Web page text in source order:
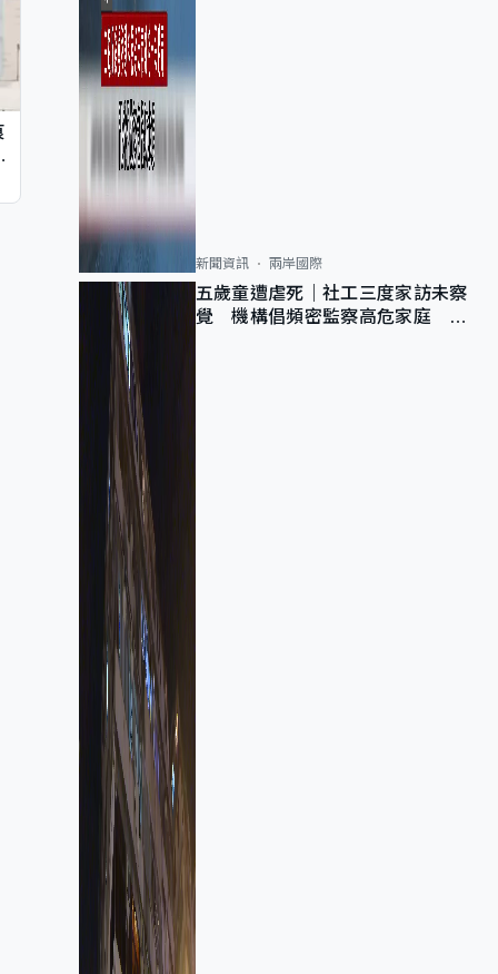
新聞資訊 兩岸國際
五歲童遭虐死｜社工三度家訪未察
覺 機構倡頻密監察高危家庭 管